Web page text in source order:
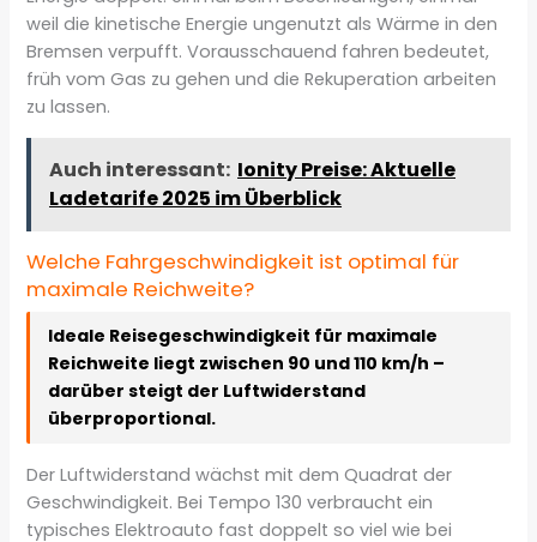
weil die kinetische Energie ungenutzt als Wärme in den
Bremsen verpufft. Vorausschauend fahren bedeutet,
früh vom Gas zu gehen und die Rekuperation arbeiten
zu lassen.
Auch interessant: Ionity Preise: Aktuelle
Ladetarife 2025 im Überblick
Welche Fahrgeschwindigkeit ist optimal für
maximale Reichweite?
Ideale Reisegeschwindigkeit für maximale
Reichweite liegt zwischen 90 und 110 km/h –
darüber steigt der Luftwiderstand
überproportional.
Der Luftwiderstand wächst mit dem Quadrat der
Geschwindigkeit. Bei Tempo 130 verbraucht ein
typisches Elektroauto fast doppelt so viel wie bei